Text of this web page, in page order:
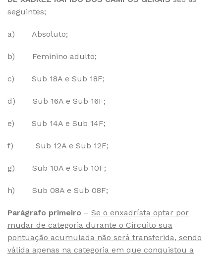
seguintes;
a) Absoluto;
b) Feminino adulto;
c) Sub 18A e Sub 18F;
d) Sub 16A e Sub 16F;
e) Sub 14A e Sub 14F;
f) Sub 12A e Sub 12F;
g) Sub 10A e Sub 10F;
h) Sub 08A e Sub 08F;
Parágrafo primeiro – Se o enxadrísta optar por
mudar de categoria durante o Circuito sua
pontuação acumulada não será transferida, sendo
válida apenas na categoria em que conquistou a